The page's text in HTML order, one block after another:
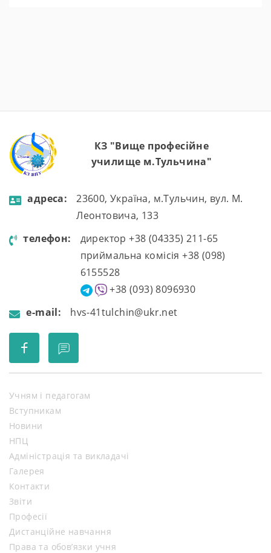
КЗ "Вище професійне
училище м.Тульчина"
aдресa:
23600, Україна, м.Тульчин, вул. М.
Леонтовича, 133
телефон:
директор +38 (04335) 211-65
приймальна комісія +38 (098)
6155528
+38 (093) 8096930
e-mail:
hvs-41tulchin@ukr.net
Учням і педагогам
Вступникам
Новини
НПЦ
Адміністрація та викладачі
Галерея
Контакти
Звіти
Професії
Дистанційне навчання
Права та обов’язки учня